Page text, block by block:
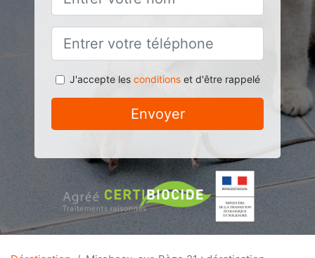
J'accepte les conditionset d'être rappelé
Envoyer